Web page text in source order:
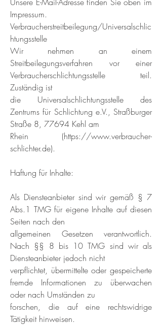
Impressum.
Verbraucherstreitbeilegung/Universalschlic
htungsstelle
Wir nehmen an einem
Streitbeilegungsverfahren vor einer
Verbraucherschlichtungsstelle teil.
Zuständig ist
die Universalschlichtungsstelle des
Zentrums für Schlichtung e.V., Straßburger
Straße 8, 77694 Kehl am
Rhein (https://www.verbraucher-
schlichter.de).
Haftung für Inhalte:
Als Diensteanbieter sind wir gemäß § 7
Abs.1 TMG für eigene Inhalte auf diesen
Seiten nach den
allgemeinen Gesetzen verantwortlich.
Nach §§ 8 bis 10 TMG sind wir als
Diensteanbieter jedoch nicht
verpflichtet, übermittelte oder gespeicherte
fremde Informationen zu überwachen
oder nach Umständen zu
forschen, die auf eine rechtswidrige
Tätigkeit hinweisen.